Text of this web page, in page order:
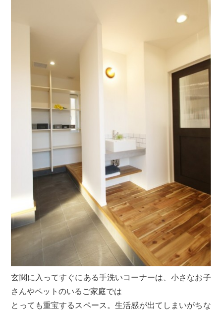
玄関に入ってすぐにある手洗いコーナーは、小さなお子
さんやペットのいるご家庭では
とっても重宝するスペース。生活感が出てしまいがちな